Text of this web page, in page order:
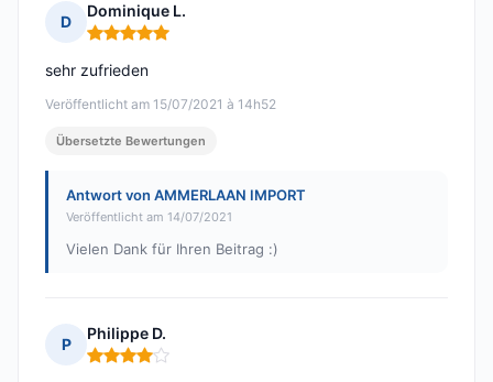
D
Dominique L.
Hinweis: 5 von 5
Veröffentlicht am 15/07/2021 à 14h52
sehr zufrieden
Übersetzte Bewertungen
Antwort von AMMERLAAN IMPORT
Veröffentlicht am 14/07/2021
Vielen Dank für Ihren Beitrag :)
P
Philippe D.
Hinweis: 4 von 5